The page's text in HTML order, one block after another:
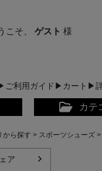
こそ、 ゲスト様
ご利用ガイド ▶カート ▶
カテ
から探す スポーツシューズ
ア